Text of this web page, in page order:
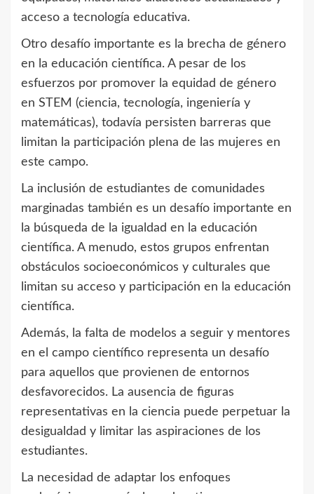
acceso a tecnología educativa.
Otro desafío importante es la brecha de género
en la educación científica. A pesar de los
esfuerzos por promover la equidad de género
en STEM (ciencia, tecnología, ingeniería y
matemáticas), todavía persisten barreras que
limitan la participación plena de las mujeres en
este campo.
La inclusión de estudiantes de comunidades
marginadas también es un desafío importante en
la búsqueda de la igualdad en la educación
científica. A menudo, estos grupos enfrentan
obstáculos socioeconómicos y culturales que
limitan su acceso y participación en la educación
científica.
Además, la falta de modelos a seguir y mentores
en el campo científico representa un desafío
para aquellos que provienen de entornos
desfavorecidos. La ausencia de figuras
representativas en la ciencia puede perpetuar la
desigualdad y limitar las aspiraciones de los
estudiantes.
La necesidad de adaptar los enfoques